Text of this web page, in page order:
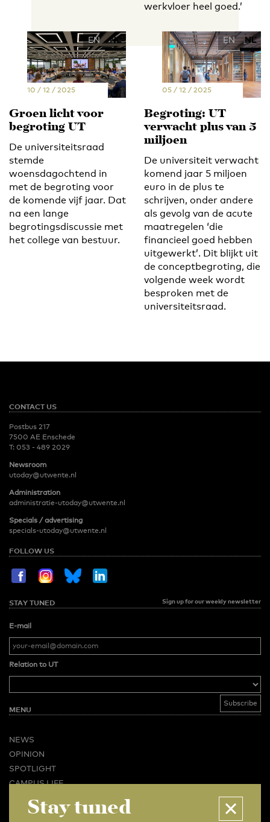
werkvloer heel goed.’
EN NL
10 / 12 / 2025
Groen licht voor
begroting UT
De universiteitsraad
stemde
woensdagochtend in
met de begroting voor
de komende vijf jaar. Dat
na een lange
begrotingsdiscussie met
het college van bestuur.
EN NL
05 / 12 / 2025
Begroting: UT
verwacht plus van 5
miljoen
De universiteit verwacht
komend jaar 5 miljoen
euro in de plus te
schrijven, onder andere
als gevolg van de acute
maatregelen ‘die
financieel goed hebben
uitgewerkt’. Dit blijkt uit
de conceptbegroting, die
volgende week wordt
besproken met de
universiteitsraad.
CONTACT US
Postbus 217
7500 AE Enschede
T: 053 - 489 2029
Newsroom
utoday@utwente.nl
Administration
administratie-utoday@utwente.nl
Specials / advertising
specials-utoday@utwente.nl
FOLLOW US
STAY TUNED Sign up for our weekly newsletter
E-mail
Relation to UT
MENU
NEWS
OPINION
SPOTLIGHT
CAMPUS LIFE
VIDEOStay tuned